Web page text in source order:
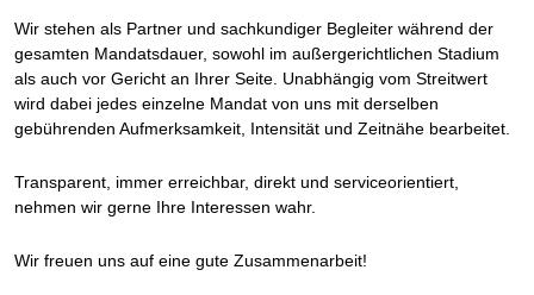
Wir stehen als Partner und sachkundiger Begleiter während der
gesamten Mandatsdauer, sowohl im außergerichtlichen Stadium
als auch vor Gericht an Ihrer Seite. Unabhängig vom Streitwert
wird dabei jedes einzelne Mandat von uns mit derselben
gebührenden Aufmerksamkeit, Intensität und Zeitnähe bearbeitet.
Transparent, immer erreichbar, direkt und serviceorientiert,
nehmen wir gerne Ihre Interessen wahr.
Wir freuen uns auf eine gute Zusammenarbeit!